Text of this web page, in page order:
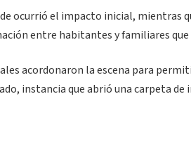
ocurrió el impacto inicial, mientras
entre habitantes y familiares
acordonaron la escena para
instancia que abrió una carpeta